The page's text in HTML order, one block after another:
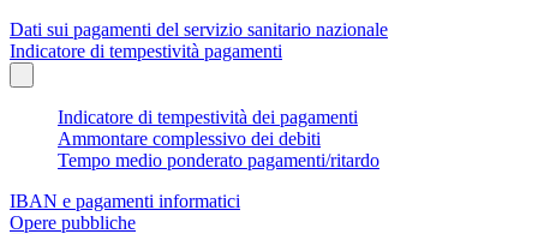
Dati sui pagamenti del servizio sanitario nazionale
Indicatore di tempestività pagamenti
Indicatore di tempestività dei pagamenti
Ammontare complessivo dei debiti
Tempo medio ponderato pagamenti/ritardo
IBAN e pagamenti informatici
Opere pubbliche